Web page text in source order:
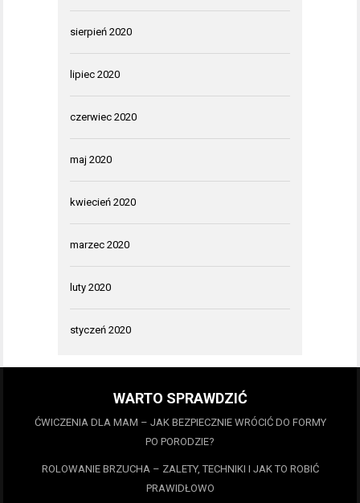
sierpień 2020
lipiec 2020
czerwiec 2020
maj 2020
kwiecień 2020
marzec 2020
luty 2020
styczeń 2020
WARTO SPRAWDZIĆ
ĆWICZENIA DLA MAM – JAK BEZPIECZNIE WRÓCIĆ DO FORMY
PO PORODZIE?
ROLOWANIE BRZUCHA – ZALETY, TECHNIKI I JAK TO ROBIĆ
PRAWIDŁOWO